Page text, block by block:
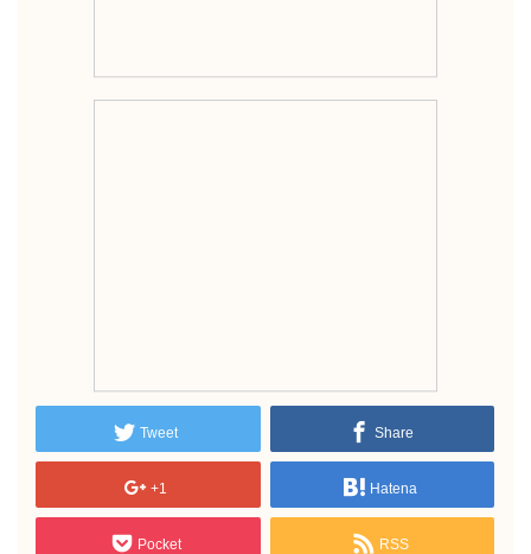
Tweet Share
+1 Hatena
Pocket RSS